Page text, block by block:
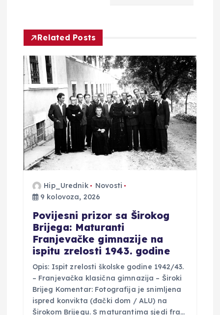
c
a
o
b
Related Posts
Hip_Urednik
Novosti
9 kolovoza, 2026
Povijesni prizor sa Širokog
Brijega: Maturanti
Franjevačke gimnazije na
ispitu zrelosti 1943. godine
Opis: Ispit zrelosti školske godine 1942/43.
– Franjevačka klasična gimnazija – Široki
Brijeg Komentar: Fotografija je snimljena
ispred konvikta (đački dom / ALU) na
Širokom Brijegu. S maturantima sjedi fra…